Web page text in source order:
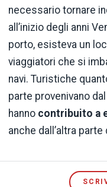
necessario tornare
all’inizio degli anni
porto, esisteva un
viaggiatori che si
navi. Turistiche
parte provenivano
hanno contribuito a
anche dall’altra parte